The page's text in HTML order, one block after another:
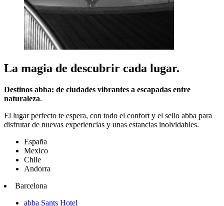
La magia de descubrir cada lugar.
Destinos abba: de ciudades vibrantes a escapadas entre
naturaleza.
El lugar perfecto te espera, con todo el confort y el sello abba para
disfrutar de nuevas experiencias y unas estancias inolvidables.
España
Mexico
Chile
Andorra
Barcelona
abba Sants Hotel